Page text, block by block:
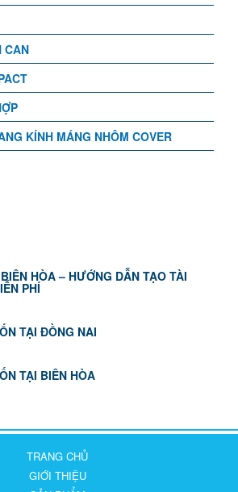
CAN
KÍNH MÁNG NHÔM COVER
HÒA – HƯỚNG DẪN TẠO TÀI
PHÍ
TẠI ĐỒNG NAI
TẠI BIÊN HÒA
TRANG CHỦ
GIỚI THIỆU